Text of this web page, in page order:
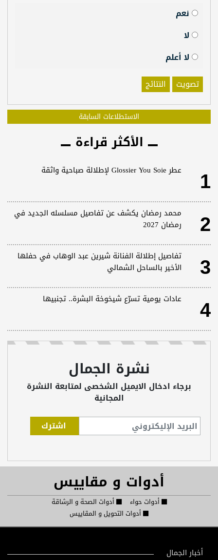
نعم
لا
لا أعلم
تصويت
النتائج
الاستطلاعات السابقة
الأكثر قراءة
1 عطر Glossier You Soie لإطلالة صباحية واثقة
2
محمد رمضان يكشف عن تفاصيل مسلسله الجديد في
رمضان 2027
3
تفاصيل إطلالة الفنانة شيرين عبد الوهاب في حفلها
الأخير بالساحل الشمالي
4 عادات يومية تسرّع شيخوخة البشرة.. تجنبيها
نشرة الجمال
برجاء ادخال الايميل الشخصى لمتابعة النشرة
المجانية
أدوات و مقاييس
أدوات حواء
أدوات الصحة و الرشاقة
أدوات التحويل و المقاييس
أخبار الجمال